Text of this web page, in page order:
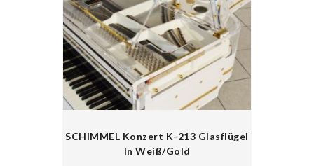
SCHIMMEL Konzert K-213 Glasflügel
In Weiß/Gold